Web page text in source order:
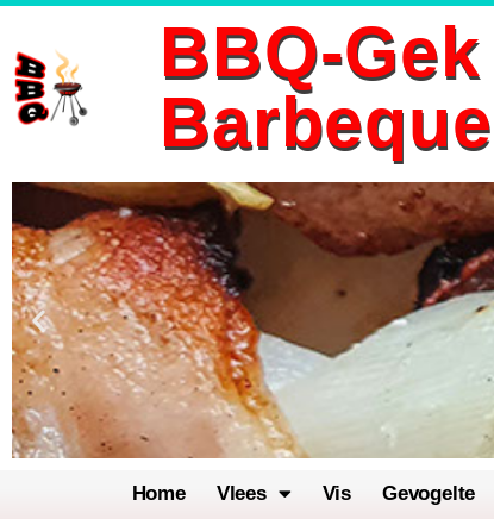
Ga
naar
de
BBQ-
Barbeque
Home Vlees Vis Gevogelte